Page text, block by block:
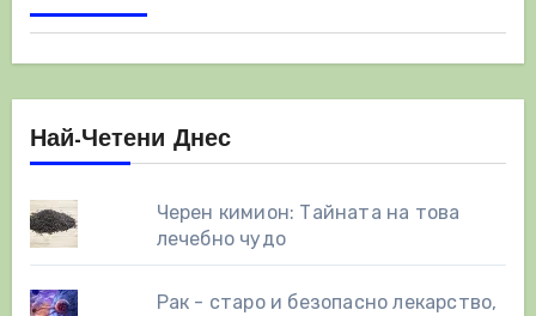
Най-Четени Днес
Черен кимион: Тайната на това
лечебно чудо
Рак - старо и безопасно лекарство,